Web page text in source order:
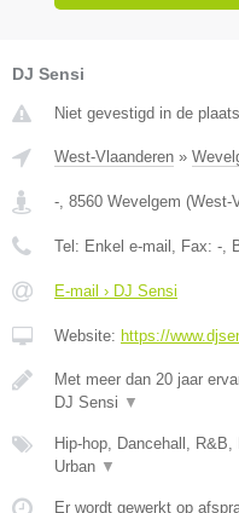
DJ Sensi
Niet gevestigd in de
West-Vlaanderen »
- 8560 Wevelgem (West-
Tel: Enkel e-mail , Fax: - ,
E-mail › DJ Sensi
Website: https://
Met meer dan 20 jaar
DJ Sensi ▼
Hip-hop, Dancehall,
Urban ▼
Er wordt gewerkt op